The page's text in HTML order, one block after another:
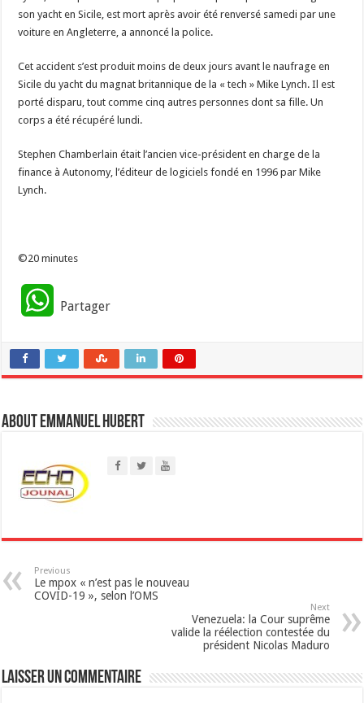
son yacht en Sicile, est mort après avoir été renversé samedi par une
voiture en Angleterre, a annoncé la police.
Cet accident s’est produit moins de deux jours avant le naufrage en
Sicile du yacht du magnat britannique de la « tech » Mike Lynch. Il est
porté disparu, tout comme cinq autres personnes dont sa fille. Un
corps a été récupéré lundi.
Stephen Chamberlain était l’ancien vice-président en charge de la
finance à Autonomy, l’éditeur de logiciels fondé en 1996 par Mike
Lynch.
©20 minutes
W
a
s
A
p
Partager
About Emmanuel Hubert
Previous
Le mpox « n’est pas le nouveau
COVID-19 », selon l’OMS
Next
Venezuela: la Cour suprême
valide la réélection contestée du
président Nicolas Maduro
Laisser un commentaire